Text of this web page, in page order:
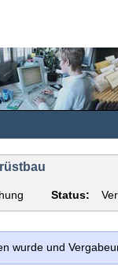
Status:
wurde und